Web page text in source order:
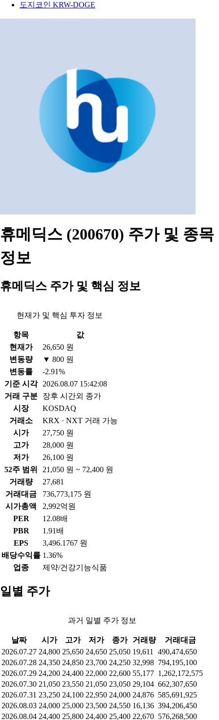
도지코인 KRW-DOGE
휴메딕스 (200670) 주가 및 종목
정보
휴메딕스 주가 및 핵심 정보
현재가 및 핵심 투자 정보
항목
값
현재가
26,650 원
변동량
▼ 800 원
변동률
-2.91%
기준 시각
2026.08.07 15:42:08
거래 구분
장후 시간외 종가
시장
KOSDAQ
거래소
KRX · NXT 거래 가능
시가
27,750 원
고가
28,000 원
저가
26,100 원
52주 범위
21,050 원 ~ 72,400 원
거래량
27,681
거래대금
736,773,175 원
시가총액
2,992억원
PER
12.08배
PBR
1.91배
EPS
3,496.1767 원
배당수익률 1.36%
업종
제약/건강기능식품
일별 주가
과거 일별 주가 정보
날짜 시가 고가 저가 종가 거래량
거래대금
2026.07.27 24,800 25,650 24,650 25,050 19,611
490,474,650
2026.07.28 24,350 24,850 23,700 24,250 32,998 794,195,100
2026.07.29 24,200 24,400 22,000 22,600 55,177 1,262,172,575
2026.07.30 21,050 23,550 21,050 23,050 29,104 662,307,650
2026.07.31 23,250 24,100 22,950 24,000 24,876 585,691,925
2026.08.03 24,000 25,000 23,500 24,550 16,136 394,206,450
2026.08.04 24,400 25,800 24,400 25,400 22,670 576,268,500